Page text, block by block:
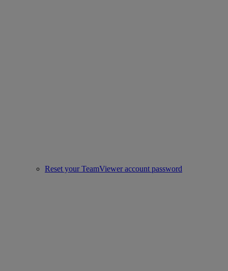
Reset your TeamViewer account password